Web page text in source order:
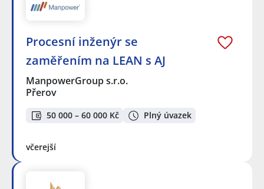
Procesní inženýr se
zaměřením na LEAN s AJ
ManpowerGroup s.r.o.
Přerov
50 000 – 60 000 Kč Plný úvazek
včerejší